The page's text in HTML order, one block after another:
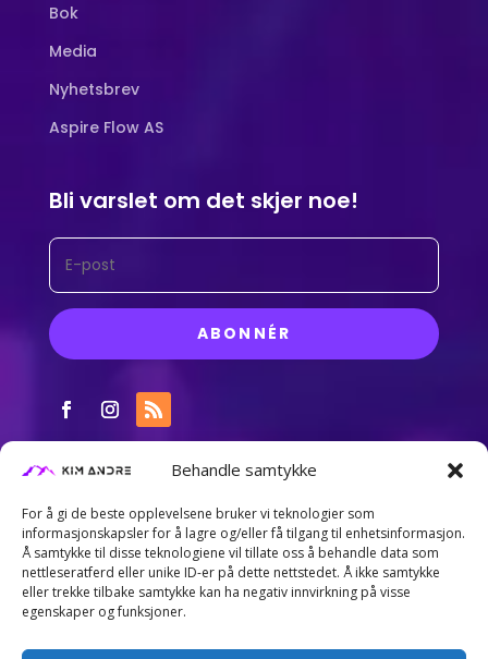
Behandle samtykke
For å gi de beste opplevelsene bruker vi teknologier som
informasjonskapsler for å lagre og/eller få tilgang til enhetsinformasjon.
Å samtykke til disse teknologiene vil tillate oss å behandle data som
nettleseratferd eller unike ID-er på dette nettstedet. Å ikke samtykke
eller trekke tilbake samtykke kan ha negativ innvirkning på visse
egenskaper og funksjoner.
Bok
Media
Nyhetsbrev
Aspire Flow AS
Bli varslet om det skjer noe!
ABONNÉR